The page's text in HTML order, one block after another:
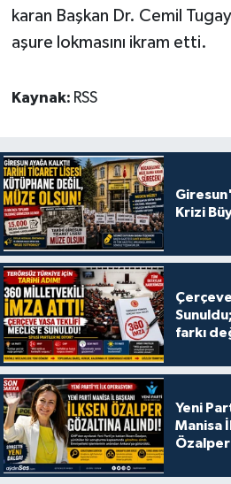
karan Başkan Dr. Cemil
aşure lokmasını ikram etti.
Kaynak: RSS
Krizi
farkı
Yeni
Manisa
Özalper